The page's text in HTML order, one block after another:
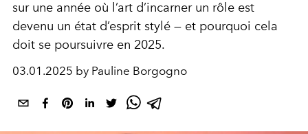
sur une année où l’art d’incarner un rôle est
devenu un état d’esprit stylé — et pourquoi cela
doit se poursuivre en 2025.
03.01.2025 by Pauline Borgogno